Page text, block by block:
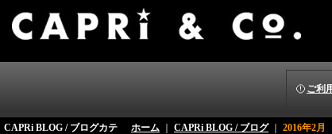
ご利
CAPRi BLOG / ブログカテ
ホーム CAPRi BLOG / ブログ｜ 2016年2月